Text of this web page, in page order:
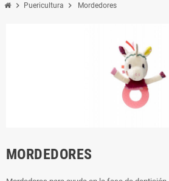
chevron_right Puericultura chevron_right Mordedores
MORDEDORES